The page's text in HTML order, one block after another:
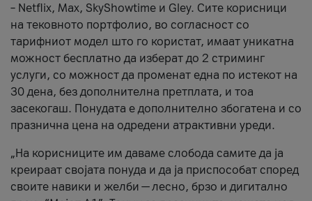
– Netflix, Max, SkyShowtime и Gley. Сите корисници
на тековното портфолио, во согласност со
тарифниот модел што го користат, имаат уникатна
можност бесплатно да изберат до 2 стриминг
услуги, со можност да променат една по истекот на
30 дена, без дополнителна претплата, и тоа
засекогаш. Понудата е дополнително збогатена и со
празнична цена на одредени атрактивни уреди.
„На корисниците им даваме слобода самите да ја
креираат својата понуда и да ја приспособат според
своите навики и желби — лесно, брзо и дигитално